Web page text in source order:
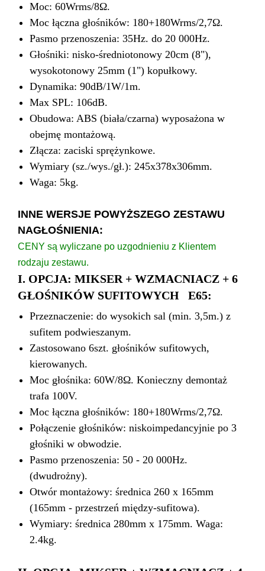
Moc: 60Wrms/8Ω.
Moc łączna głośników: 180+180Wrms/2,7Ω.
Pasmo przenoszenia: 35Hz. do 20 000Hz.
Głośniki: nisko-średniotonowy 20cm (8"),
wysokotonowy 25mm (1") kopułkowy.
Dynamika: 90dB/1W/1m.
Max SPL: 106dB.
Obudowa: ABS (biała/czarna) wyposażona w
obejmę montażową.
Złącza: zaciski sprężynkowe.
Wymiary (sz./wys./gł.): 245x378x306mm.
Waga: 5kg.
INNE WERSJE POWYŻSZEGO ZESTAWU
NAGŁOŚNIENIA:
CENY są wyliczane po uzgodnieniu z Klientem
rodzaju zestawu.
I. OPCJA: MIKSER + WZMACNIACZ + 6
GŁOŚNIKÓW SUFITOWYCH E65:
Przeznaczenie: do wysokich sal (min. 3,5m.) z
sufitem podwieszanym.
Zastosowano 6szt. głośników sufitowych,
kierowanych.
Moc głośnika: 60W/8Ω. Konieczny demontaż
trafa 100V.
Moc łączna głośników: 180+180Wrms/2,7Ω.
Połączenie głośników: niskoimpedancyjnie po 3
głośniki w obwodzie.
Pasmo przenoszenia: 50 - 20 000Hz.
(dwudrożny).
Otwór montażowy: średnica 260 x 165mm
(165mm - przestrzeń między-sufitowa).
Wymiary: średnica 280mm x 175mm. Waga:
2.4kg.